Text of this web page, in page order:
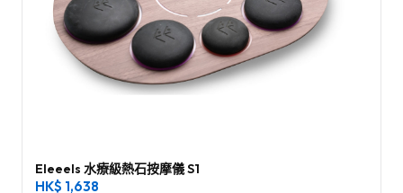
Eleeels 水療級熱石按摩儀 S1
HK$ 1,638